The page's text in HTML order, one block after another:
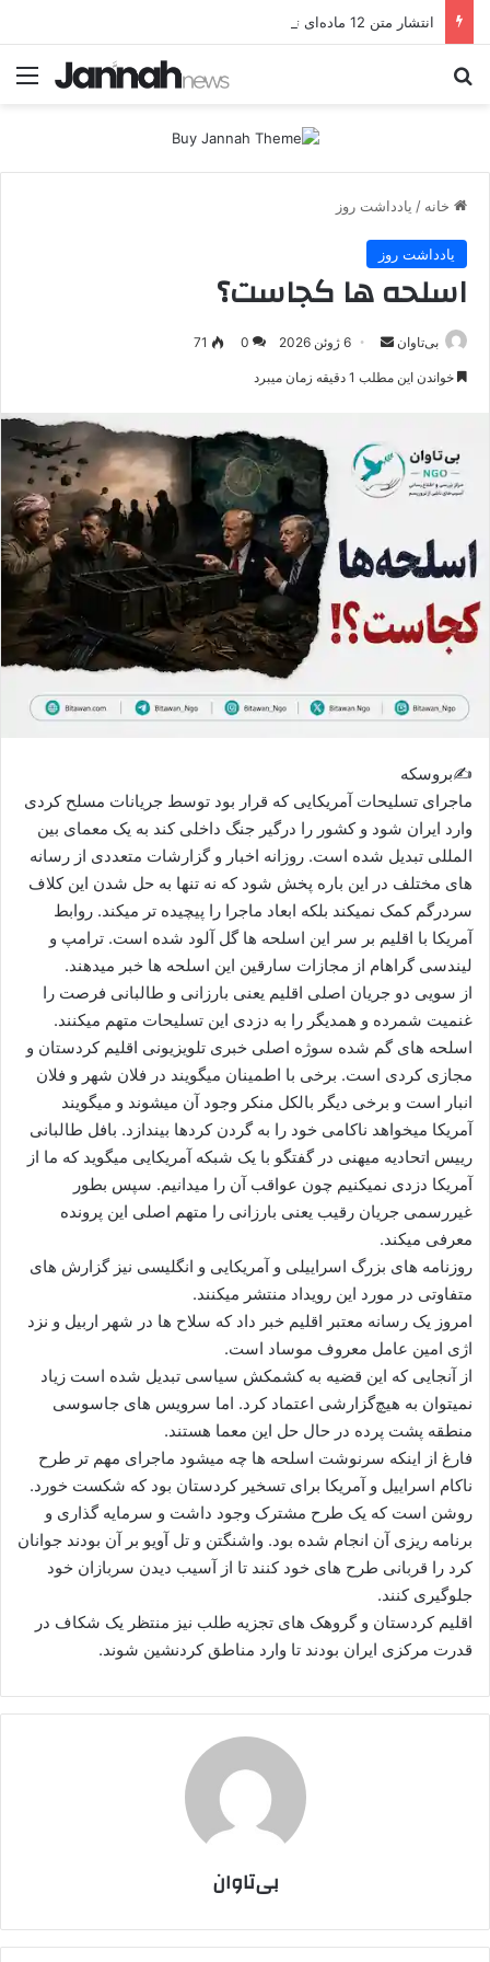
انتشار متن 12 ماده‌ای توافق نهایی بین ترکیه و پ.ک.ک
خانه / یادداشت روز
یادداشت روز
اسلحه ها کجاست؟
بی‌تاوان
ر
ل
ا
ی
ل
6 ژوئن 2026 0
71
خواندن این مطلب 1 دقیقه زمان میبرد
✍بروسکه
ماجرای تسلیحات آمریکایی که قرار بود توسط جریانات مسلح کردی
وارد ایران شود و کشور را درگیر جنگ داخلی کند به یک معمای بین
المللی تبدیل شده است. روزانه اخبار و گزارشات متعددی از رسانه
های مختلف در این باره پخش شود که نه تنها به حل شدن این کلاف
سردرگم کمک نمیکند بلکه ابعاد ماجرا را پیچیده تر میکند. روابط
آمریکا با اقلیم بر سر این اسلحه ها گل آلود شده است. ترامپ و
لیندسی گراهام از مجازات سارقین این اسلحه ها خبر میدهند.
از سویی دو جریان اصلی اقلیم یعنی بارزانی و طالبانی فرصت را
غنمیت شمرده و همدیگر را به دزدی این تسلیحات متهم میکنند.
اسلحه های گم شده سوژه اصلی خبری تلویزیونی اقلیم کردستان و
مجازی کردی است. برخی با اطمینان میگویند در فلان شهر و فلان
انبار است و برخی دیگر بالکل منکر وجود آن میشوند و میگویند
آمریکا میخواهد ناکامی خود را به گردن کردها بیندازد. بافل طالبانی
رییس اتحادیه میهنی در گفتگو با یک شبکه آمریکایی میگوید که ما از
آمریکا دزدی نمیکنیم چون عواقب آن را میدانیم. سپس بطور
غیررسمی جریان رقیب یعنی بارزانی را متهم اصلی این پرونده
معرفی میکند.
روزنامه های بزرگ اسراییلی و آمریکایی و انگلیسی نیز گزارش های
متفاوتی در مورد این رویداد منتشر میکنند.
امروز یک رسانه معتبر اقلیم خبر داد که سلاح ها در شهر اربیل و نزد
اژی امین عامل معروف موساد است.
از آنجایی که این قضیه به کشمکش سیاسی تبدیل شده است زیاد
نمیتوان به هیچ‌گزارشی اعتماد کرد. اما سرویس های جاسوسی
منطقه پشت پرده در حال حل این معما هستند.
فارغ از اینکه سرنوشت اسلحه ها چه میشود ماجرای مهم تر طرح
ناکام اسراییل و آمریکا برای تسخیر کردستان بود که شکست خورد.
روشن است که یک طرح مشترک وجود داشت و سرمایه گذاری و
برنامه ریزی آن انجام شده بود. واشنگتن و تل آویو بر آن بودند جوانان
کرد را قربانی طرح های خود کنند تا از آسیب دیدن سربازان خود
جلوگیری کنند.
اقلیم کردستان و گروهک های تجزیه طلب نیز منتظر یک شکاف در
قدرت مرکزی ایران بودند تا وارد مناطق کردنشین شوند.
بی‌تاوان